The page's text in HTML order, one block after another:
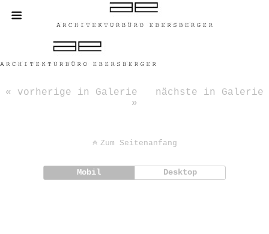
« vorherige in Galerie
nächste in Galerie
»
Zum Seitenanfang
Mobil Desktop